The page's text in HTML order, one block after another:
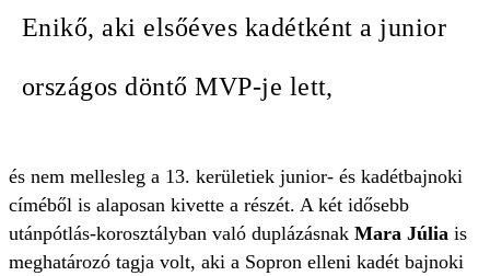
Enikő, aki elsőéves kadétként a junior
országos döntő MVP-je lett,
és nem mellesleg a 13. kerületiek junior- és kadétbajnoki
címéből is alaposan kivette a részét. A két idősebb
utánpótlás-korosztályban való duplázásnak Mara Júlia is
meghatározó tagja volt, aki a Sopron elleni kadét bajnoki